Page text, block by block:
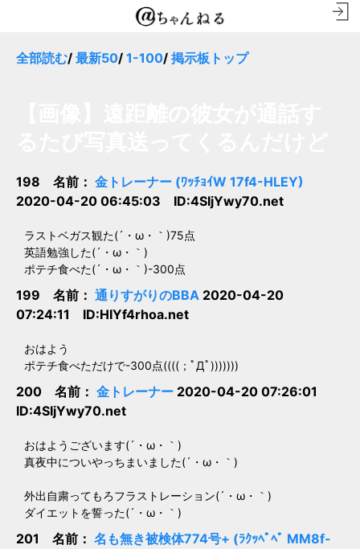
全部読む/ 最新50/ 1-100/ 掲示板トップ
198 名前： 金トレーナー (ﾜｯﾁｮｲW 17f4-HLEY)
2020-04-20 06:45:03 ID:4SIjYwy70.net
ラストベガス観た(´・ω・｀)75点
英語勉強した(´・ω・｀)
ポテチ食べた(´・ω・｀)-300点
199 名前： 通りすがりのBBA 2020-04-20
07:24:11 ID:HIYf4rhoa.net
おはよう
ポテチ食べただけで-300点((((；ﾟДﾟ)))))))
200 名前： 金トレーナー 2020-04-20 07:26:01
ID:4SIjYwy70.net
おはようございます(´・ω・｀)
真夜中についやっちまいました(´・ω・｀)
外出自粛ってもろフラストレーション(´・ω・｀)
ダイエットを誓った(´・ω・｀)
201 名前： 名も無き被検体774号+ (ﾗｸｯﾍﾟﾍﾟ MM8f-